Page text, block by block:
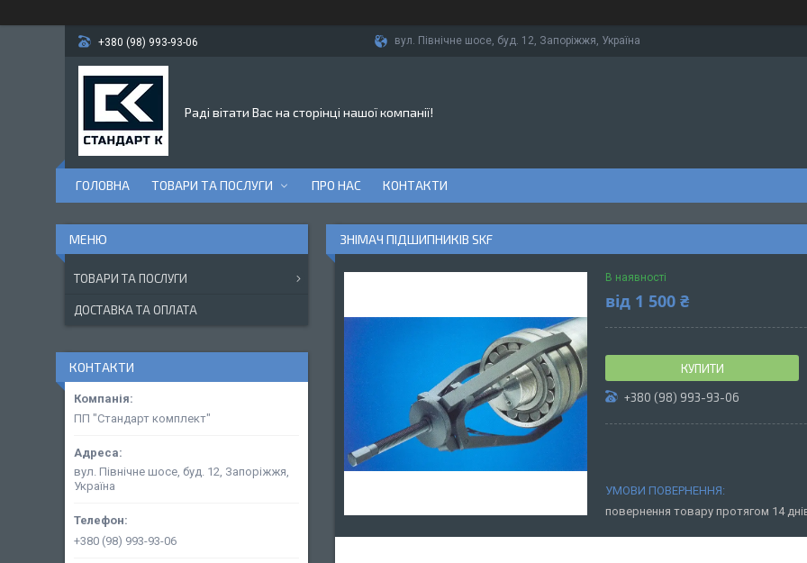
+380 (98) 993-93-06 вул. Північне шосе, буд. 12, Запоріжжя, Україна
Раді вітати Вас на сторінці нашої компанії!
ГОЛОВНА ТОВАРИ ТА ПОСЛУГИ ПРО НАС КОНТАКТИ
ЗНІМАЧ ПІДШИПНИКІВ SKF
В наявності
від 1 500 ₴
КУПИТИ
+380 (98) 993-93-06
повернення товару протягом 14
ТОВАРИ ТА ПОСЛУГИ
ДОСТАВКА ТА ОПЛАТА
КОНТАКТИ
ПП "Стандарт комплект"
вул. Північне шосе, буд. 12, Запоріжжя,
Україна
+380 (98) 993-93-06